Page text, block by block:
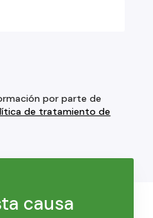
por parte de
de tratamiento de
causa